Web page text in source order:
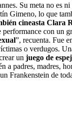
Su meta no es ni
Gimeno, lo que
cineasta Clara
con un
”, recuenta. Fue
o verdugos.
un juego de
a padres, madres,
Frankenstein de